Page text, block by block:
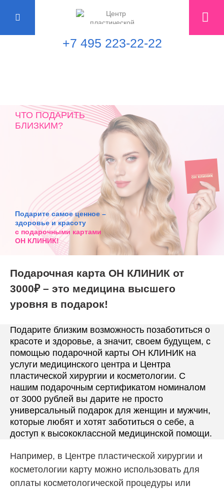
+7 495 223-22-22
ЧТО ПОДАРИТЬ
БЛИЗКИМ?
Подарите самое ценное –
здоровье и красоту
с подарочными картами
ОН КЛИНИК!
Подарочная карта ОН КЛИНИК от
3000₽ – это медицина высшего
уровня в подарок!
Подарите близким возможность позаботиться о
красоте и здоровье, а значит, своем будущем, с
помощью подарочной карты ОН КЛИНИК на
услуги медицинского центра и Центра
пластической хирургии и косметологии. С
нашим подарочным сертификатом номиналом
от 3000 рублей вы дарите не просто
универсальный подарок для женщин и мужчин,
которые любят и хотят заботиться о себе, а
доступ к высококлассной медицинской помощи.
Например, в Центре пластической хирургии и
косметологии карту можно использовать для
оплаты косметологической процедуры или